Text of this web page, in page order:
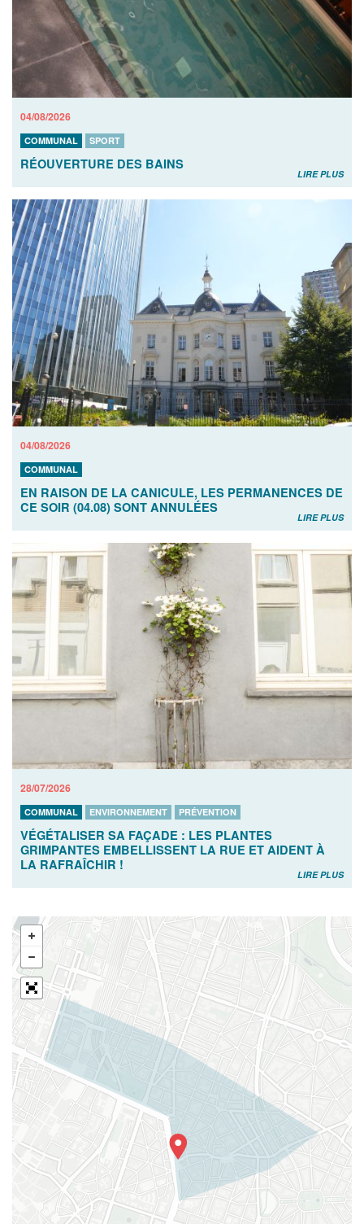
04/08/2026
COMMUNAL SPORT
RÉOUVERTURE DES BAINS
LIRE PLUS
04/08/2026
COMMUNAL
EN RAISON DE LA CANICULE, LES PERMANENCES DE
CE SOIR (04.08) SONT ANNULÉES
LIRE PLUS
28/07/2026
COMMUNAL ENVIRONNEMENT PRÉVENTION
VÉGÉTALISER SA FAÇADE : LES PLANTES
GRIMPANTES EMBELLISSENT LA RUE ET AIDENT À
LA RAFRAÎCHIR !
LIRE PLUS